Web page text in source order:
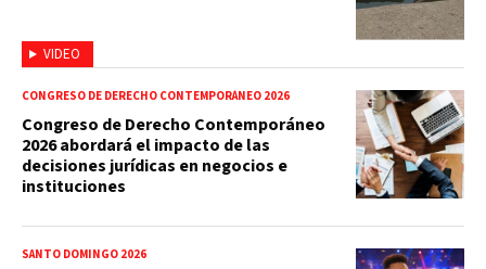
VIDEO
CONGRESO DE DERECHO CONTEMPORÁNEO 2026
Congreso de Derecho Contemporáneo
2026 abordará el impacto de las
decisiones jurídicas en negocios e
instituciones
SANTO DOMINGO 2026